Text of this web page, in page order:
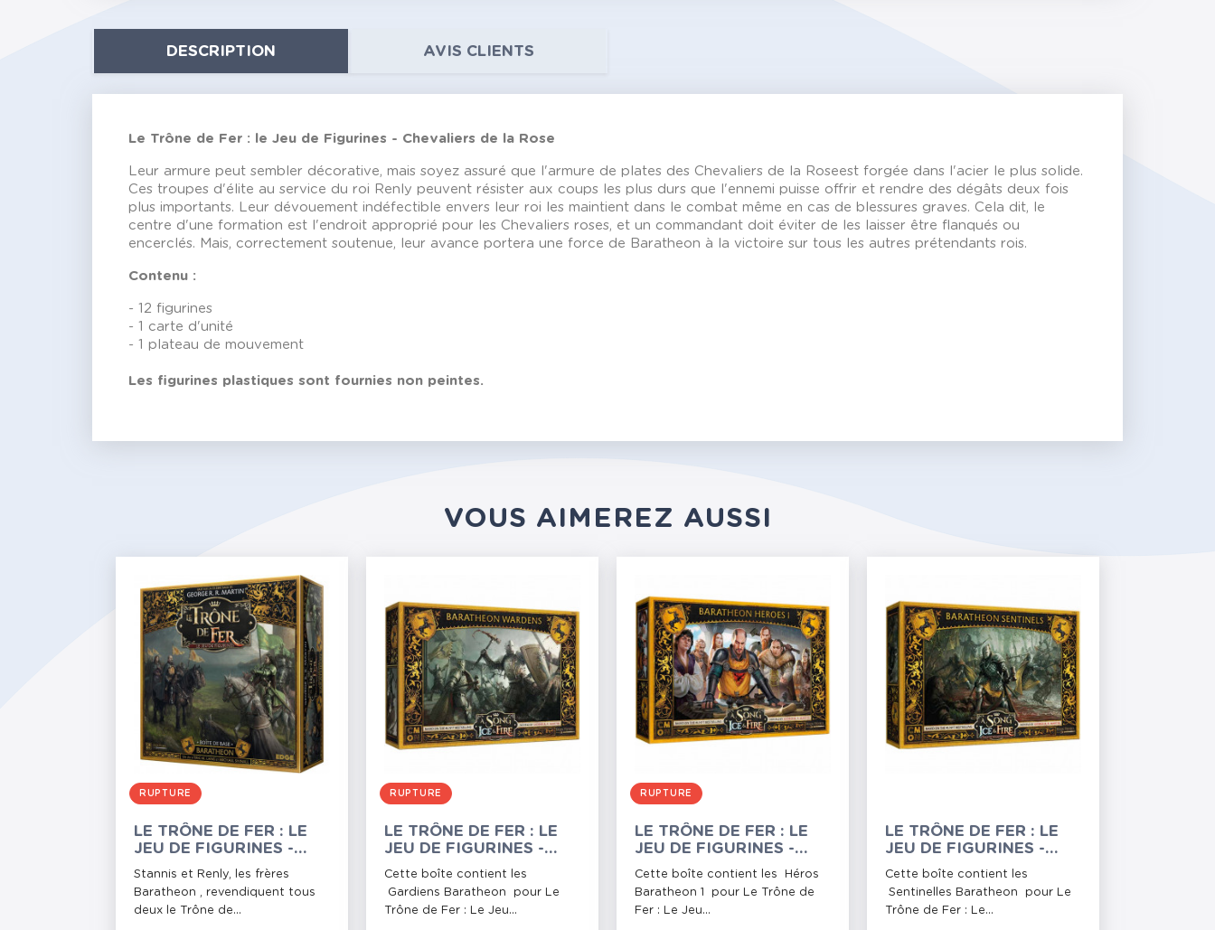
DESCRIPTION AVIS CLIENTS
Le Trône de Fer : le Jeu de Figurines - Chevaliers de la Rose
Leur armure peut sembler décorative, mais soyez assuré que l'armure de plates des Chevaliers de la Roseest forgée dans l'acier le plus solide.
Ces troupes d'élite au service du roi Renly peuvent résister aux coups les plus durs que l'ennemi puisse offrir et rendre des dégâts deux fois
plus importants. Leur dévouement indéfectible envers leur roi les maintient dans le combat même en cas de blessures graves. Cela dit, le
centre d'une formation est l'endroit approprié pour les Chevaliers roses, et un commandant doit éviter de les laisser être flanqués ou
encerclés. Mais, correctement soutenue, leur avance portera une force de Baratheon à la victoire sur tous les autres prétendants rois.
Contenu :
- 12 figurines
- 1 carte d'unité
- 1 plateau de mouvement
Les figurines plastiques sont fournies non peintes.
VOUS AIMEREZ AUSSI
RUPTURE
LE TRÔNE DE FER : LE
JEU DE FIGURINES -
STARTER BARATHEON
Stannis et Renly, les frères
Baratheon , revendiquent tous
deux le Trône de...
RUPTURE
LE TRÔNE DE FER : LE
JEU DE FIGURINES -
GARDIENS BARATHEON
Cette boîte contient les
Gardiens Baratheon pour Le
Trône de Fer : Le Jeu...
RUPTURE
LE TRÔNE DE FER : LE
JEU DE FIGURINES -
HÉROS BARATHEON I
Cette boîte contient les Héros
Baratheon 1 pour Le Trône de
Fer : Le Jeu...
LE TRÔNE DE FER : LE
JEU DE FIGURINES -
SENTINELLES
BARATHEON
Cette boîte contient les
Sentinelles Baratheon pour Le
Trône de Fer : Le...